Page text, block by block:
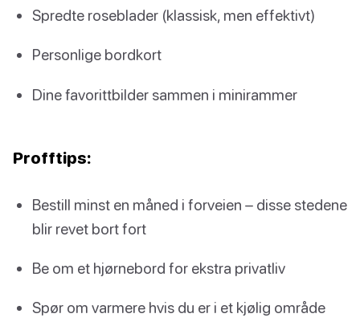
Spredte roseblader (klassisk, men effektivt)
Personlige bordkort
Dine favorittbilder sammen i minirammer
Profftips:
Bestill minst en måned i forveien – disse stedene
blir revet bort fort
Be om et hjørnebord for ekstra privatliv
Spør om varmere hvis du er i et kjølig område